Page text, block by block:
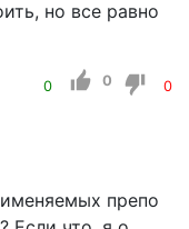
но все равно
0 0 0
препо